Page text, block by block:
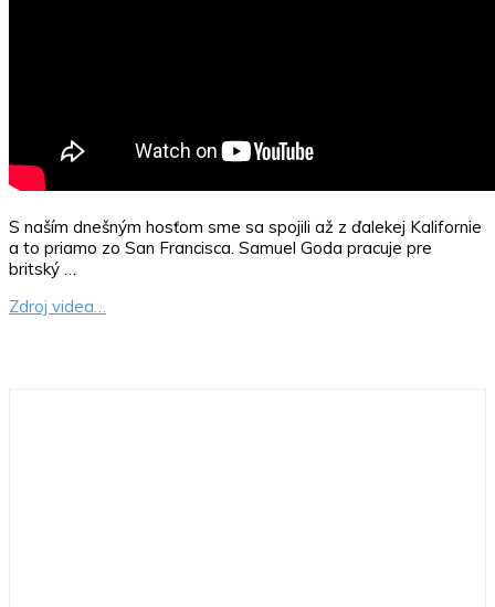
S naším dnešným hosťom sme sa spojili až z ďalekej Kalifornie
a to priamo zo San Francisca. Samuel Goda pracuje pre
britský …
Zdroj videa…